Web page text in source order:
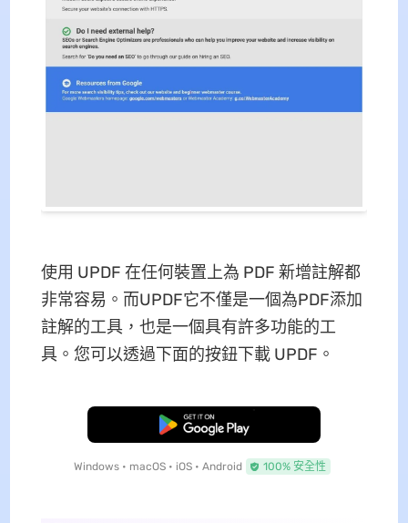
使用 UPDF 在任何裝置上為 PDF 新增註解都
非常容易。而UPDF它不僅是一個為PDF添加
註解的工具，也是一個具有許多功能的工
具。您可以透過下面的按鈕下載 UPDF。
免費下載
Windows • macOS • iOS • Android 100% 安全性